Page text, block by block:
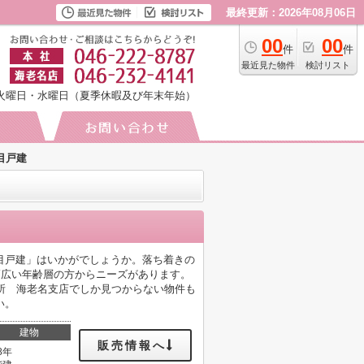
最終更新：2026年08月06日
00件
最近見た物件
00件
検討リスト
曜日・水曜日（夏季休暇及び年末年始）
戸建
建」はいかがでしょうか。落ち着きの
い年齢層の方からニーズがあります。
海老名支店でしか見つからない物件も
建物
年
販売情報へ